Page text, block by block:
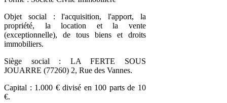
Objet social : l'acquisition, l'apport, la
propriété, la location et la vente
(exceptionnelle), de tous biens et droits
immobiliers.
Siège social : LA FERTE SOUS
JOUARRE (77260) 2, Rue des Vannes.
Capital : 1.000 € divisé en 100 parts de 10
€.